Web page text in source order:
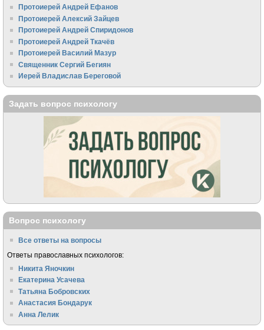
Протоиерей Андрей Ефанов
Протоиерей Алексий Зайцев
Протоиерей Андрей Спиридонов
Протоиерей Андрей Ткачёв
Протоиерей Василий Мазур
Священник Сергий Бегиян
Иерей Владислав Береговой
Задать вопрос психологу
Вопрос психологу
Все ответы на вопросы
Ответы православных психологов:
Никита Яночкин
Екатерина Усачева
Татьяна Бобровских
Анастасия Бондарук
Анна Лелик